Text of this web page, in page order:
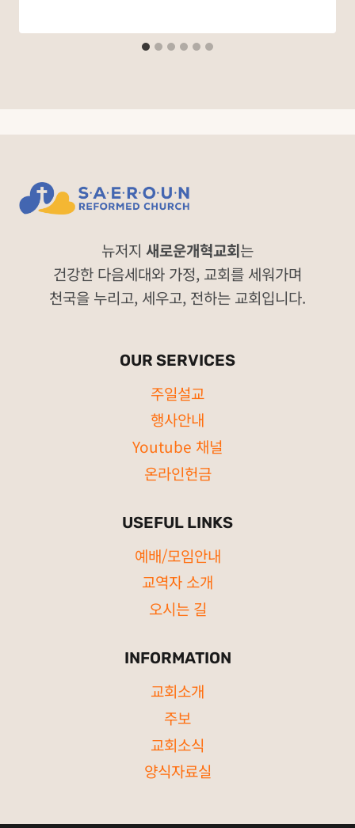
뉴저지 새로운개혁교회는
건강한 다음세대와 가정, 교회를 세워가며
천국을 누리고, 세우고, 전하는 교회입니다.
OUR SERVICES
주일설교
행사안내
Youtube 채널
온라인헌금
USEFUL LINKS
예배/모임안내
교역자 소개
오시는 길
INFORMATION
교회소개
주보
교회소식
양식자료실